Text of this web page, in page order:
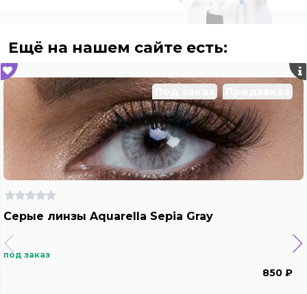
Ещё на нашем сайте есть:
Серые линзы Aquarella Sepia Gray
под заказ
850 ₽